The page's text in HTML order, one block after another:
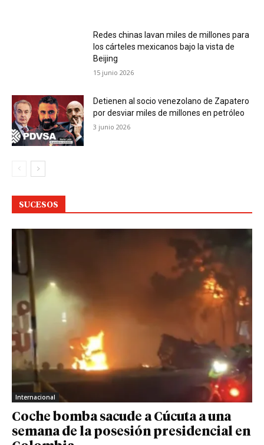
Redes chinas lavan miles de millones para
los cárteles mexicanos bajo la vista de
Beijing
15 junio 2026
Detienen al socio venezolano de Zapatero
por desviar miles de millones en petróleo
3 junio 2026
SUCESOS
Internacional
Coche bomba sacude a Cúcuta a una
semana de la posesión presidencial en